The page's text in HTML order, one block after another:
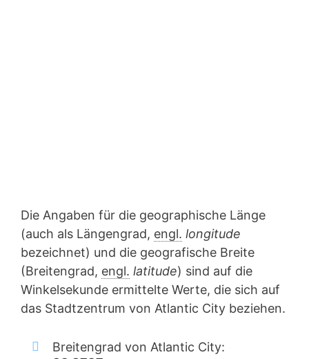
Die Angaben für die geographische Länge
(auch als Längengrad, engl. longitude
bezeichnet) und die geografische Breite
(Breitengrad, engl. latitude) sind auf die
Winkelsekunde ermittelte Werte, die sich auf
das Stadtzentrum von Atlantic City beziehen.
Breitengrad von Atlantic City: